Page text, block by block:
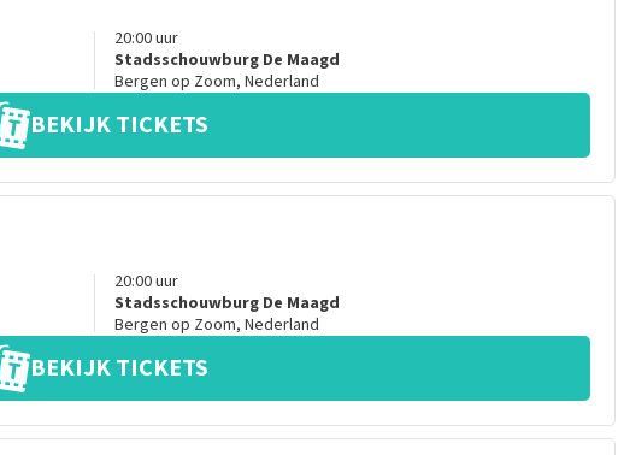
20:00uur
Stadsschouwburg De Maagd
Bergen op Zoom, Nederland
BEKIJK TICKETS
20:00uur
Stadsschouwburg De Maagd
Bergen op Zoom, Nederland
BEKIJK TICKETS